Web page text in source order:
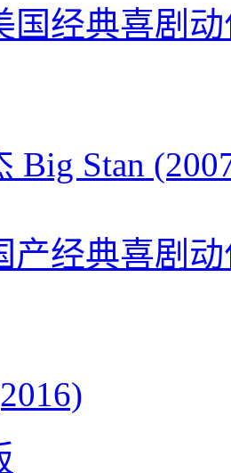
国经典喜剧
Big Stan
产经典喜剧